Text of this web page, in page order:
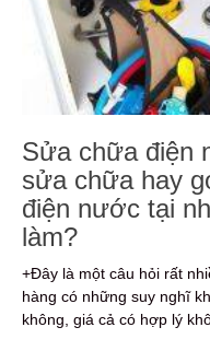
Sửa chữa điện
sửa chữa hay
điện nước tại
làm?
+Đây là một câu hỏi rất
hàng có những suy nghĩ
không, giá cả có hợp lý